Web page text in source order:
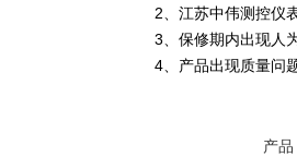
2、江苏中伟测控仪
3、保修期内出现人
4、产品出现质量问
产品